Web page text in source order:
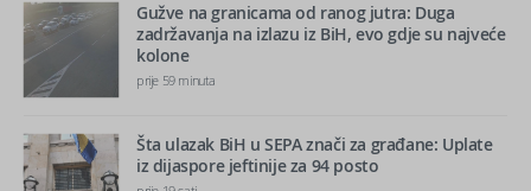
Gužve na granicama od ranog jutra: Duga
zadržavanja na izlazu iz BiH, evo gdje su najveće
kolone
prije 59 minuta
Šta ulazak BiH u SEPA znači za građane: Uplate
iz dijaspore jeftinije za 94 posto